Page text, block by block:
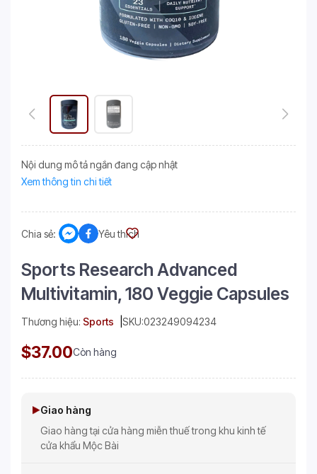
Nội dung mô tả ngắn đang cập nhật
Xem thông tin chi tiết
Chia sẻ: Yêu thích
Sports Research Advanced
Multivitamin, 180 Veggie Capsules
Thương hiệu: Sports SKU:023249094234
$37.00Còn hàng
Giao hàng
Giao hàng tại cửa hàng miễn thuế trong khu kinh tế
cửa khẩu Mộc Bài